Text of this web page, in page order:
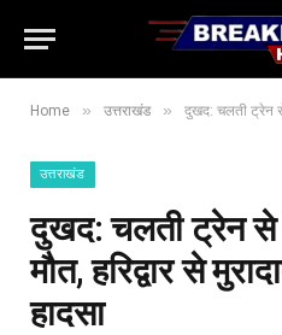
Home » उत्तराखंड » दुखद: चलती ट्रेन से गिरकर
उत्तराखंड
दुखद: चलती ट्रेन से
मौत, हरिद्वार से
हादसा